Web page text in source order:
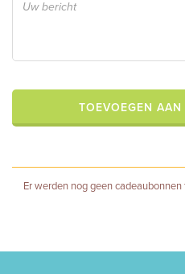
Er werden nog geen cadeaubonnen